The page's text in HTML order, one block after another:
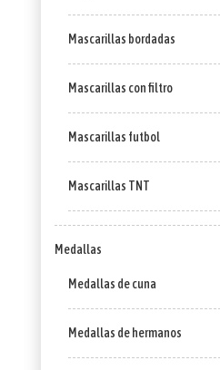
Mascarillas bordadas
Mascarillas con filtro
Mascarillas futbol
Mascarillas TNT
Medallas
Medallas de cuna
Medallas de hermanos